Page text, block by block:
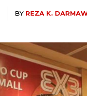
BY REZA K.